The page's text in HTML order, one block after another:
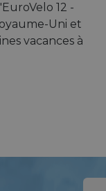
12 -
Uni et
vacances à